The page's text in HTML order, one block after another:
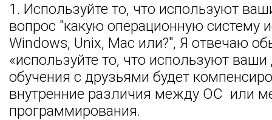
1. Используйте то, что используют
вопрос "какую операционную систему
Windows, Unix, Mac или?", Я отвечаю
«используйте то, что используют
обучения с друзьями будет
внутренние различия между ОС или
программирования.